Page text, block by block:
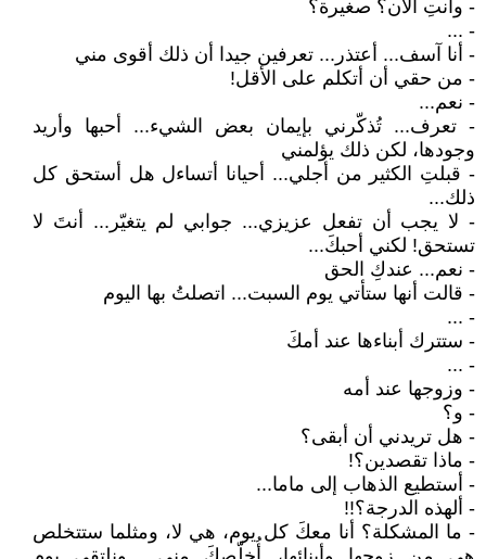
- وأنتِ الآن؟ صغيرة؟
- ...
- أنا آسف... أعتذر... تعرفين جيدا أن ذلك أقوى مني
- من حقي أن أتكلم على الأقل!
- نعم...
- تعرف... تُذكّرني بإيمان بعض الشيء... أحبها وأريد
وجودها، لكن ذلك يؤلمني
- قبلتِ الكثير من أجلي... أحيانا أتساءل هل أستحق كل
ذلك...
- لا يجب أن تفعل عزيزي... جوابي لم يتغيّر... أنتَ لا
تستحق! لكني أحبكَ...
- نعم... عندكِ الحق
- قالت أنها ستأتي يوم السبت... اتصلتُ بها اليوم
- ...
- ستترك أبناءها عند أمكَ
- ...
- وزوجها عند أمه
- و؟
- هل تريدني أن أبقى؟
- ماذا تقصدين؟!
- أستطيع الذهاب إلى ماما...
- ألهذه الدرجة؟!!
- ما المشكلة؟ أنا معكَ كل يوم، هي لا، ومثلما ستتخلص